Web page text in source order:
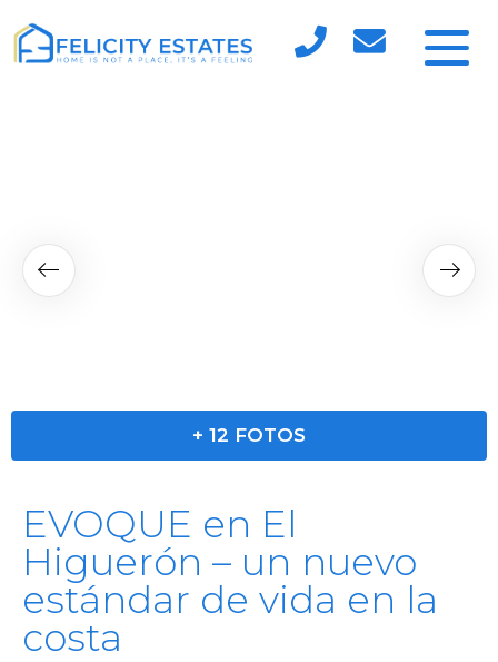
+ 12 FOTOS
EVOQUE en El
Higuerón – un nuevo
estándar de vida en la
costa